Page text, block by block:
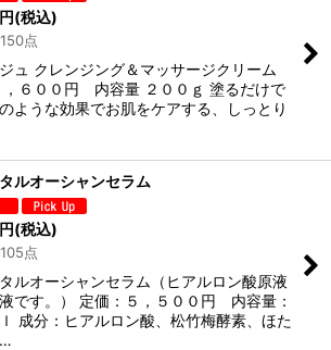
円(税込)
点
ュ クレンジング＆マッサージクリーム
，６００円 内容量 ２００ｇ 塗るだけで
ような効果でお肌をケアする、しっとり
ルオーシャンセラム
円(税込)
点
ルオーシャンセラム（ヒアルロン酸原液
です。） 定価：５，５００円 内容量：
成分：ヒアルロン酸、松竹梅酵素、ほた